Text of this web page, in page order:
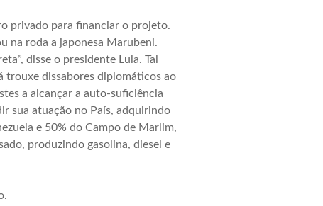
privado para financiar o projeto.
na roda a japonesa Marubeni.
disse o presidente Lula. Tal
trouxe dissabores diplomáticos ao
a alcançar a auto-suficiência
sua atuação no País, adquirindo
e 50% do Campo de Marlim,
produzindo gasolina, diesel e